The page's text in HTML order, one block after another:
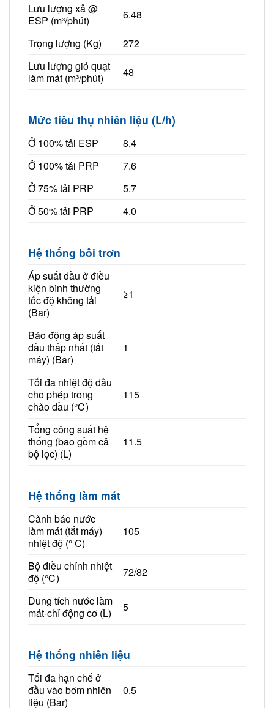
Lưu lượng xả @
ESP (m³/phút)
6.48
Trọng lượng (Kg)
272
Lưu lượng gió quạt
làm mát (m³/phút)
48
Mức tiêu thụ nhiên liệu (L/h)
Ở 100% tải ESP
8.4
Ở 100% tải PRP
7.6
Ở 75% tải PRP
5.7
Ở 50% tải PRP
4.0
Hệ thống bôi trơn
Áp suất dầu ở điều
kiện bình thường
tốc độ không tải
(Bar)
≥1
Báo động áp suất
dầu thấp nhất (tắt
máy) (Bar)
1
Tối đa nhiệt độ dầu
cho phép trong
chảo dầu (℃)
115
Tổng công suất hệ
thống (bao gồm cả
bộ lọc) (L)
11.5
Hệ thống làm mát
Cảnh báo nước
làm mát (tắt máy)
nhiệt độ (° C)
105
Bộ điều chỉnh nhiệt
độ (℃)
72/82
Dung tích nước làm
mát-chỉ động cơ (L)
5
Hệ thống nhiên liệu
Tối đa hạn chế ở
đầu vào bơm nhiên
liệu (Bar)
0.5